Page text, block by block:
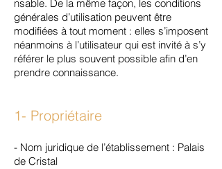
nsable. De la même façon, les conditions
générales d’utilisation peuvent être
modifiées à tout moment : elles s’imposent
néanmoins à l’utilisateur qui est invité à s’y
référer le plus souvent possible afin d’en
prendre connaissance.
1- Propriétaire
- Nom juridique de l’établissement : Palais
de Cristal